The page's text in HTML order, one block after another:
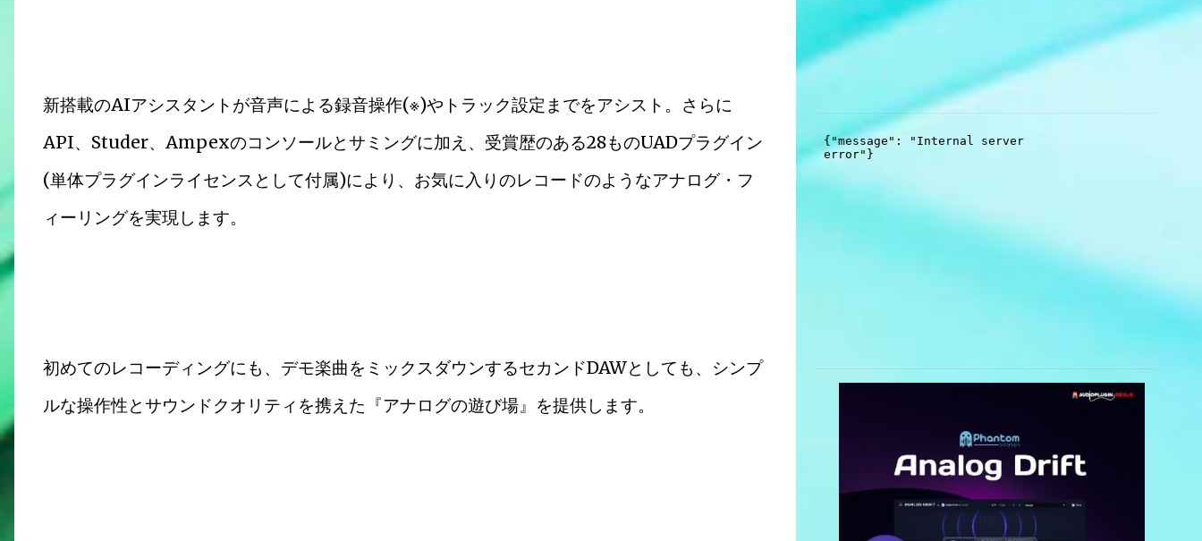
新搭載のAIアシスタントが音声による録音操作(※)やトラック設定までをアシスト。さらに
API、Studer、Ampexのコンソールとサミングに加え、受賞歴のある28ものUADプラグイン
(単体プラグインライセンスとして付属)により、お気に入りのレコードのようなアナログ・フ
ィーリングを実現します。
初めてのレコーディングにも、デモ楽曲をミックスダウンするセカンドDAWとしても、シンプ
ルな操作性とサウンドクオリティを携えた『アナログの遊び場』を提供します。